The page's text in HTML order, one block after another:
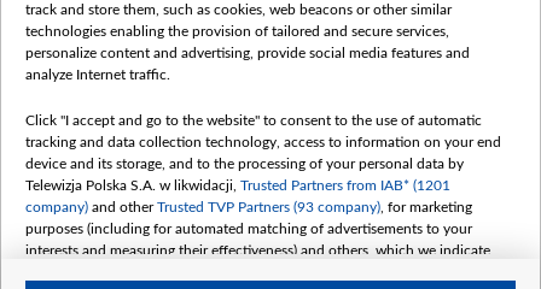
Белсат news
Белсат Life
Belsat English
Biełsat PL
Белсат Now
Белсат Shorts
Белсат History
track and store them, such as cookies, web beacons or other similar
technologies enabling the provision of tailored and secure services,
personalize content and advertising, provide social media features and
analyze Internet traffic.
Click "I accept and go to the website" to consent to the use of automatic
tracking and data collection technology, access to information on your end
device and its storage, and to the processing of your personal data by
Telewizja Polska S.A. w likwidacji, Trusted Partners from IAB* (1201
company) and otherTrusted TVP Partners (93 company) , for marketing
purposes (including for automated matching of advertisements to your
interests and measuring their effectiveness) and others, which we indicate